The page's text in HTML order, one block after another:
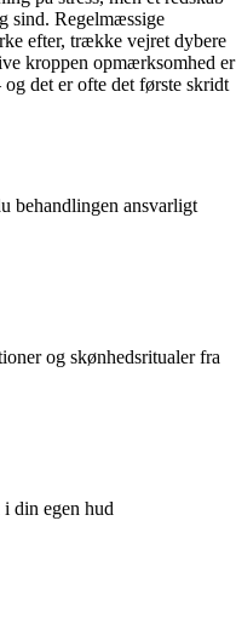
sind. Regelmæssige
efter, trække vejret dybere
kroppen opmærksomhed er
det er ofte det første skridt
behandlingen ansvarligt
og skønhedsritualer fra
din egen hud